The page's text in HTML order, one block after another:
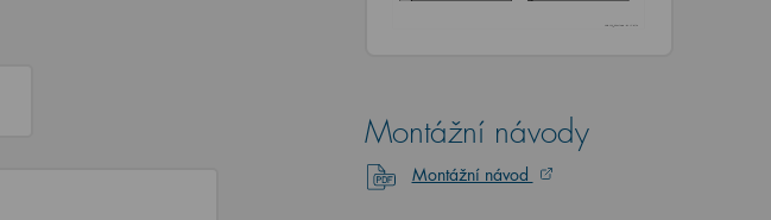
Montážní návody
Montážní návod